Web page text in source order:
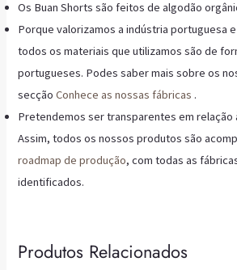
Os Buan Shorts são feitos de algodão
Porque valorizamos a indústria portuguesa
todos os materiais que utilizamos são de
portugueses. Podes saber mais sobre os
secçãoConhece as nossas fábricas .
Pretendemos ser transparentes em relação
Assim, todos os nossos produtos são
roadmap de produção, com todas as
identificados.
Produtos Relacionados